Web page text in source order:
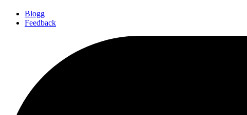
Blogg
Feedback